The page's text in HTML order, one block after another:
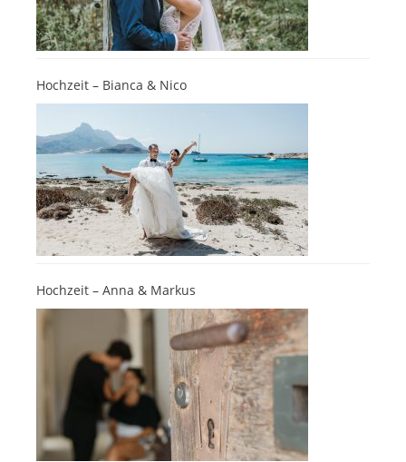
Hochzeit – Bianca & Nico
Hochzeit – Anna & Markus